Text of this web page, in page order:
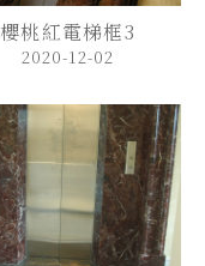
櫻桃紅電梯框3
2020-12-02